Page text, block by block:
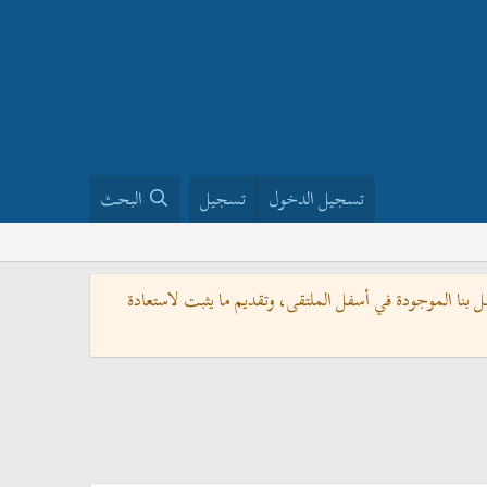
تسجيل الدخول تسجيل البحث
الموجودة في أسفل الملتقى، وتقديم ما يثبت لاستعادة